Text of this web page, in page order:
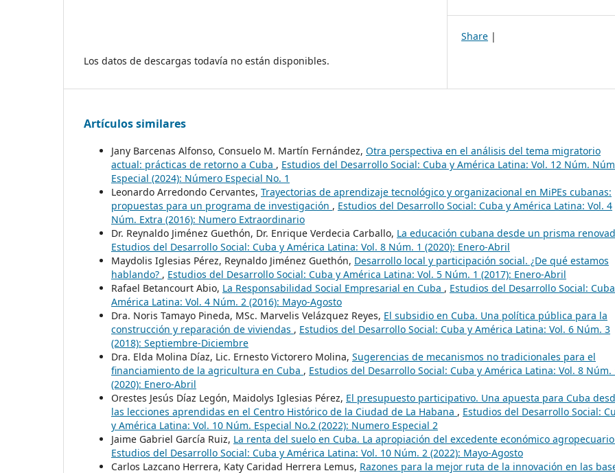
Los datos de descargas todavía no están disponibles.
Share |
Artículos similares
Jany Barcenas Alfonso, Consuelo M. Martín Fernández, Otra perspectiva en el análisis del tema migratorio
actual: prácticas de retorno a Cuba , Estudios del Desarrollo Social: Cuba y América Latina: Vol. 12 Núm.
Especial (2024): Número Especial No. 1
Leonardo Arredondo Cervantes, Trayectorias de aprendizaje tecnológico y organizacional en MiPEs cubanas:
propuestas para un programa de investigación , Estudios del Desarrollo Social: Cuba y América Latina: Vol. 4
Núm. Extra (2016): Numero Extraordinario
Dr. Reynaldo Jiménez Guethón, Dr. Enrique Verdecia Carballo, La educación cubana desde un prisma
Estudios del Desarrollo Social: Cuba y América Latina: Vol. 8 Núm. 1 (2020): Enero-Abril
Maydolis Iglesias Pérez, Reynaldo Jiménez Guethón, Desarrollo local y participación social. ¿De qué estamos
hablando? , Estudios del Desarrollo Social: Cuba y América Latina: Vol. 5 Núm. 1 (2017): Enero-Abril
Rafael Betancourt Abio, La Responsabilidad Social Empresarial en Cuba , Estudios del Desarrollo Social:
América Latina: Vol. 4 Núm. 2 (2016): Mayo-Agosto
Dra. Noris Tamayo Pineda, MSc. Marvelis Velázquez Reyes, El subsidio en Cuba. Una política pública para la
construcción y reparación de viviendas , Estudios del Desarrollo Social: Cuba y América Latina: Vol. 6 Núm. 3
(2018): Septiembre-Diciembre
Dra. Elda Molina Díaz, Lic. Ernesto Victorero Molina, Sugerencias de mecanismos no tradicionales para el
financiamiento de la agricultura en Cuba , Estudios del Desarrollo Social: Cuba y América Latina: Vol. 8 Núm.
(2020): Enero-Abril
Orestes Jesús Díaz Legón, Maidolys Iglesias Pérez, El presupuesto participativo. Una apuesta para Cuba
las lecciones aprendidas en el Centro Histórico de la Ciudad de La Habana , Estudios del Desarrollo Social:
y América Latina: Vol. 10 Núm. Especial No.2 (2022): Numero Especial 2
Jaime Gabriel García Ruiz, La renta del suelo en Cuba. La apropiación del excedente económico agropecuario
Estudios del Desarrollo Social: Cuba y América Latina: Vol. 10 Núm. 2 (2022): Mayo-Agosto
Carlos Lazcano Herrera, Katy Caridad Herrera Lemus, Razones para la mejor ruta de la innovación en las